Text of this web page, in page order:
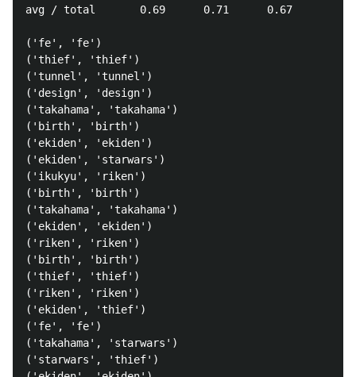
avg / total       0.69      0.71      0.67        48
('fe', 'fe')
('thief', 'thief')
('tunnel', 'tunnel')
('design', 'design')
('takahama', 'takahama')
('birth', 'birth')
('ekiden', 'ekiden')
('ekiden', 'starwars')
('ikukyu', 'riken')
('birth', 'birth')
('takahama', 'takahama')
('ekiden', 'ekiden')
('riken', 'riken')
('birth', 'birth')
('thief', 'thief')
('riken', 'riken')
('ekiden', 'thief')
('fe', 'fe')
('takahama', 'starwars')
('starwars', 'thief')